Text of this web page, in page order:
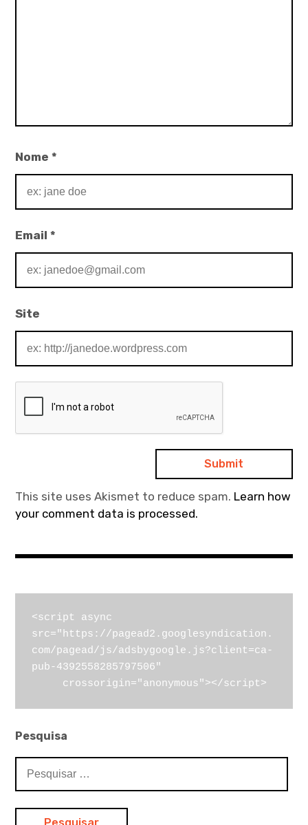
Nome*
Email*
Site
This site uses Akismet to reduce spam. Learn how
your comment data is processed.
<script async
src="https://pagead2.googlesyndication.
com/pagead/js/adsbygoogle.js?client=ca-
pub-4392558285797506"
     crossorigin="anonymous"></script>
Pesquisa
por: